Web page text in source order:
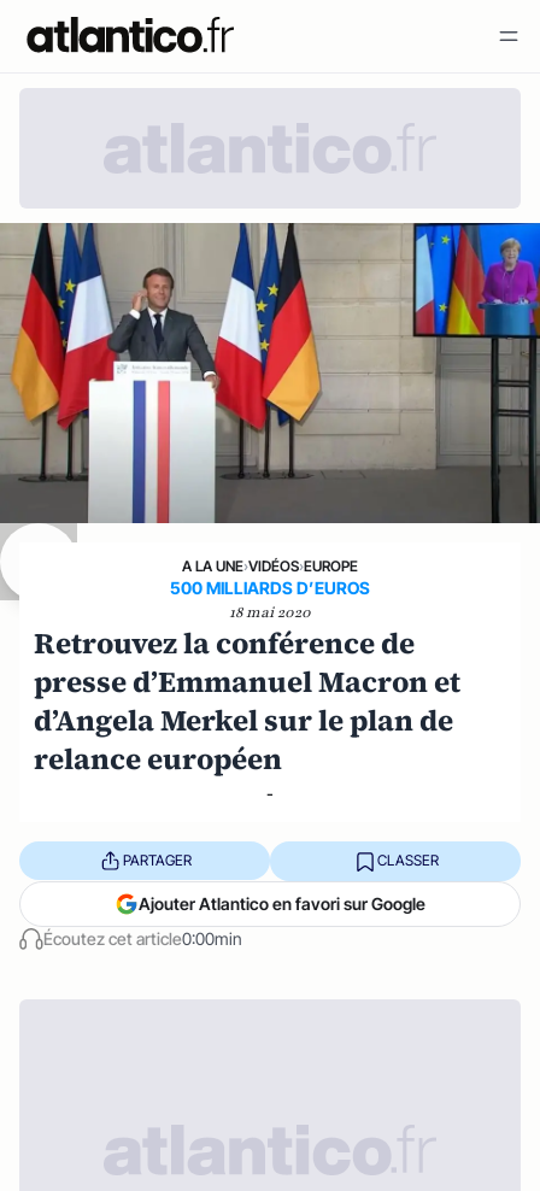
A LA UNE›VIDÉOS›EUROPE
500 MILLIARDS D’EUROS
18 mai 2020
Retrouvez la conférence de
presse d’Emmanuel Macron et
d’Angela Merkel sur le plan de
relance européen
-
Écoutez cet article0:00min
PARTAGER CLASSER
Ajouter Atlantico en favori sur Google